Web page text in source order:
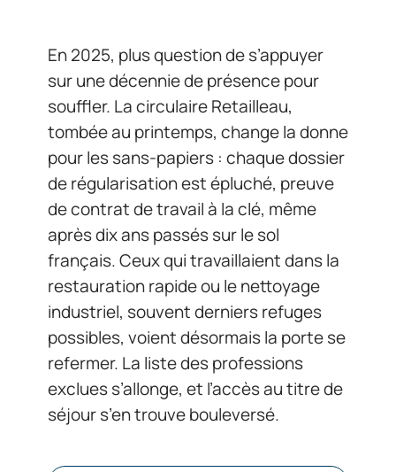
En 2025, plus question de s’appuyer
sur une décennie de présence pour
souffler. La circulaire Retailleau,
tombée au printemps, change la donne
pour les sans-papiers : chaque dossier
de régularisation est épluché, preuve
de contrat de travail à la clé, même
après dix ans passés sur le sol
français. Ceux qui travaillaient dans la
restauration rapide ou le nettoyage
industriel, souvent derniers refuges
possibles, voient désormais la porte se
refermer. La liste des professions
exclues s’allonge, et l’accès au titre de
séjour s’en trouve bouleversé.